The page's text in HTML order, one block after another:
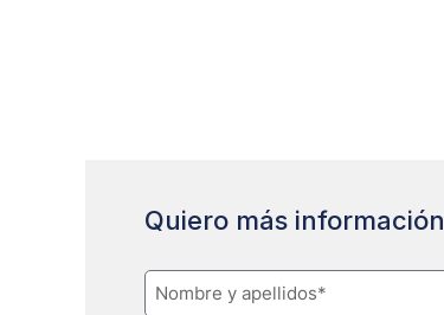
Quiero más información